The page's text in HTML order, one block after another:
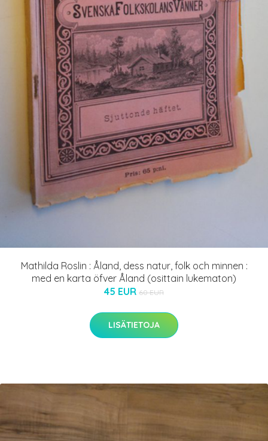
Mathilda Roslin : Åland, dess natur, folk och minnen :
med en karta öfver Åland (osittain lukematon)
45 EUR 60 EUR
LISÄTIETOJA